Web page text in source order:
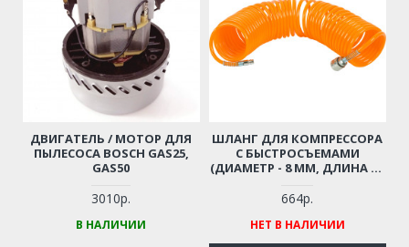
ДВИГАТЕЛЬ / МОТОР ДЛЯ
ПЫЛЕСОСА BOSCH GAS25,
GAS50
3010р.
В НАЛИЧИИ
ШЛАНГ ДЛЯ КОМПРЕССОРА
С БЫСТРОСЪЕМАМИ
(ДИАМЕТР - 8 ММ, ДЛИНА - 6
664р.
НЕТ В НАЛИЧИИ